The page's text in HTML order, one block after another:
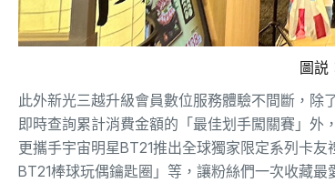
圖説
此外新光三越升級會員數位服務體驗不間斷，除
即時查詢累計消費金額的「最佳划手闖關賽」外
更攜手宇宙明星BT21推出全球獨家限定系列卡
BT21棒球玩偶鑰匙圈」等，讓粉絲們一次收藏最